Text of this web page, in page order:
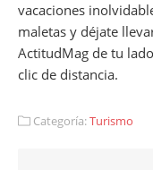
vacaciones
maletas y déjate
ActitudMag de tu
clic de distancia.
Categoría:Turismo